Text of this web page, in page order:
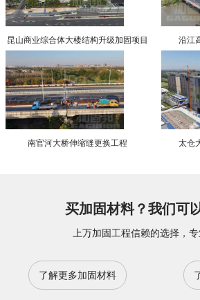
昆山商业综合体大楼结构升级加固项目 沿江
南官河大桥伸缩缝更换工程 太仓
买加固材料？我们可
上万加固工程信赖的选择，
了解更多加固材料